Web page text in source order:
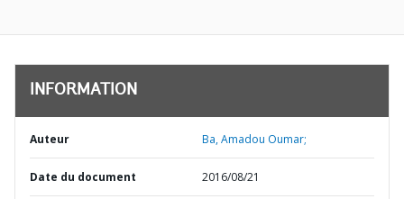
INFORMATION
Auteur Ba, Amadou Oumar;
Date du document 2016/08/21